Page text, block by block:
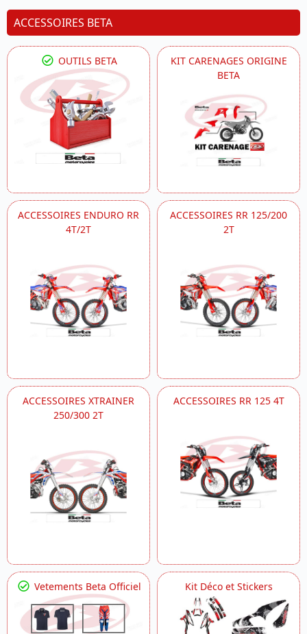
ACCESSOIRES BETA
OUTILS BETA
KIT CARENAGES ORIGINE
BETA
ACCESSOIRES ENDURO RR
4T/2T
ACCESSOIRES RR 125/200
2T
ACCESSOIRES XTRAINER
250/300 2T
ACCESSOIRES RR 125 4T
Vetements Beta Officiel Kit Déco et Stickers